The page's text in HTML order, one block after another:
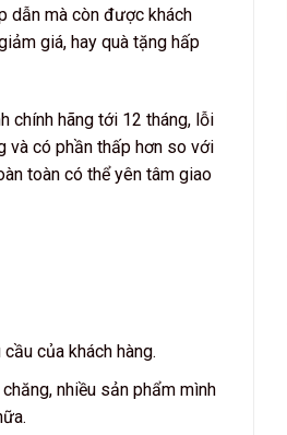
dẫn mà còn được khách
giá, hay quà tặng hấp
chính hãng tới 12 tháng, lỗi
và có phần thấp hơn so với
toàn có thể yên tâm giao
của khách hàng.
nhiều sản phẩm mình